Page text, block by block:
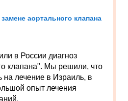
аортального клапана
в России диагноз
клапана". Мы решили, что
лечение в Израиль, в
опыт лечения